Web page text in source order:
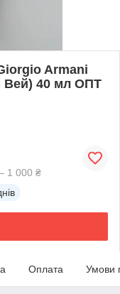
Armani
Вей) 40 мл ОПТ
1 000 ₴
Оплата Умови